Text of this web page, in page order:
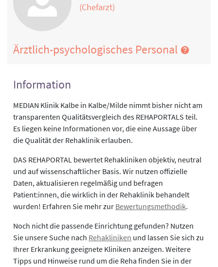
(Chefarzt)
Ärztlich-psychologisches Personal
Information
MEDIAN Klinik Kalbe in Kalbe/Milde nimmt bisher nicht am
transparenten Qualitätsvergleich des REHAPORTALS teil.
Es liegen keine Informationen vor, die eine Aussage über
die Qualität der Rehaklinik erlauben.
DAS REHAPORTAL bewertet Rehakliniken objektiv, neutral
und auf wissenschaftlicher Basis. Wir nutzen offizielle
Daten, aktualisieren regelmäßig und befragen
Patient:innen, die wirklich in der Rehaklinik behandelt
wurden! Erfahren Sie mehr zur Bewertungsmethodik.
Noch nicht die passende Einrichtung gefunden? Nutzen
Sie unsere Suche nach Rehakliniken und lassen Sie sich zu
Ihrer Erkrankung geeignete Kliniken anzeigen. Weitere
Tipps und Hinweise rund um die Reha finden Sie in der